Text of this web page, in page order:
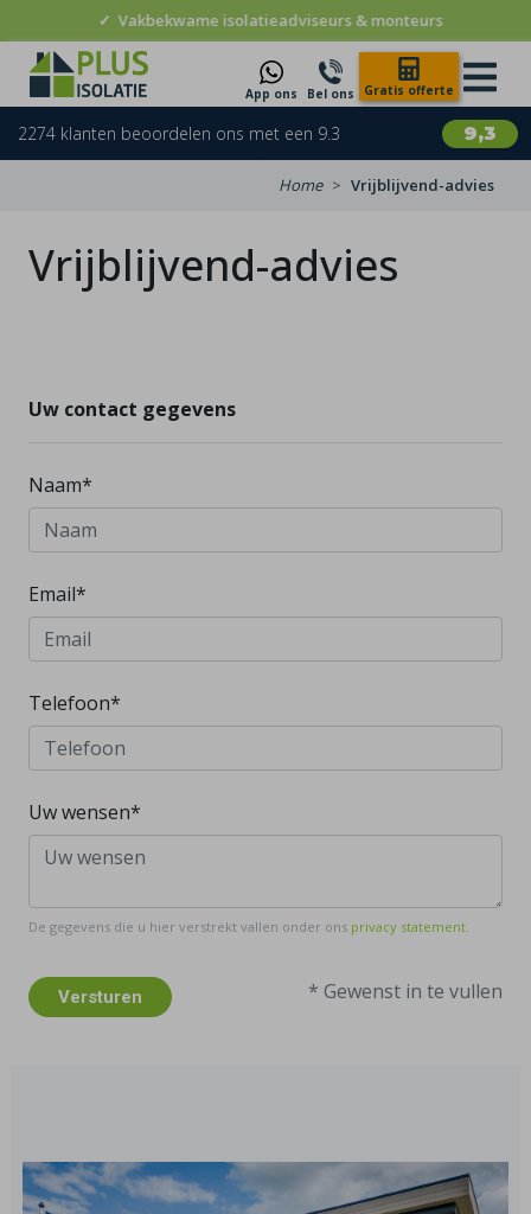
✓ Vakbekwame isolatieadviseurs & monteurs
App ons Bel ons Gratis offerte
9,3
2274 klanten beoordelen ons met een 9.3
Home Vrijblijvend-advies
Vrijblijvend-advies
Uw contact gegevens
Naam*
Email*
Telefoon*
Uw wensen*
De gegevens die u hier verstrekt vallen onder ons privacy statement.
Versturen * Gewenst in te vullen